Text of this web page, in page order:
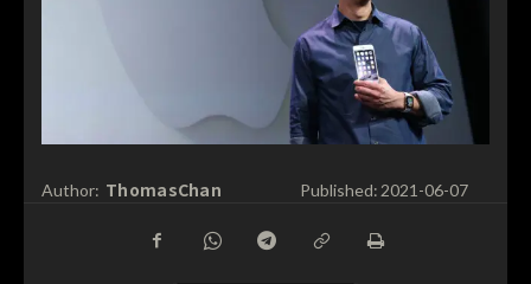
Author: ThomasChan Published:2021-06-07